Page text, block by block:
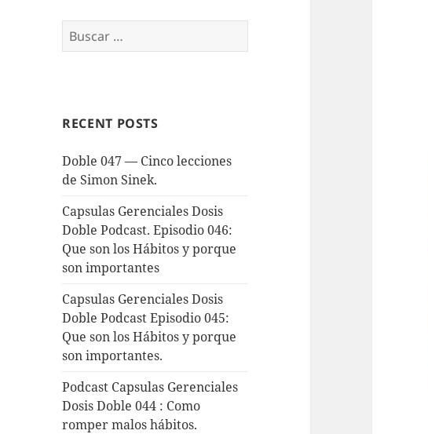
Buscar:
RECENT POSTS
Doble 047 — Cinco lecciones
de Simon Sinek.
Capsulas Gerenciales Dosis
Doble Podcast. Episodio 046:
Que son los Hábitos y porque
son importantes
Capsulas Gerenciales Dosis
Doble Podcast Episodio 045:
Que son los Hábitos y porque
son importantes.
Podcast Capsulas Gerenciales
Dosis Doble 044 : Como
romper malos hábitos.